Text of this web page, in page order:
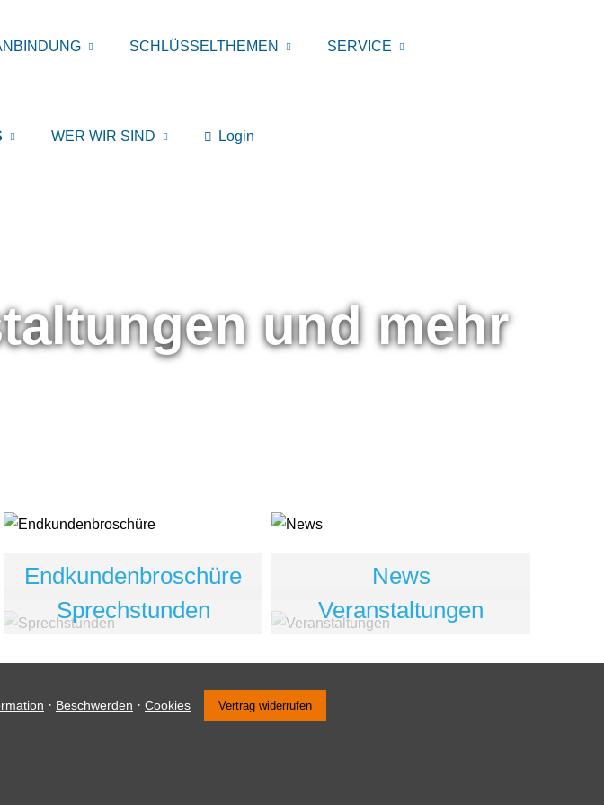
SCHLÜSSELTHEMEN SERVICE
WER WIR SIND Login
und mehr
Endkundenbroschüre
News
Sprechstunden Veranstaltungen
· Beschwerden · Cookies Vertrag widerrufen